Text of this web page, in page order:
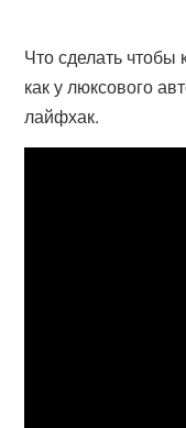
Что сделать
как у люксового
лайфхак.